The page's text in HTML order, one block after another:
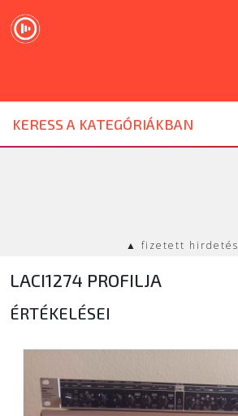
KERESS A KATEGÓRIÁKBAN
DJ ESZKÖZ
HANGTECHNIKA
SZOLGÁLTATÁSOK
ÚJ TERMÉKEK
▲ fizetett hirdetés
LACI1274 PROFILJA
ÉRTÉKELÉSEI